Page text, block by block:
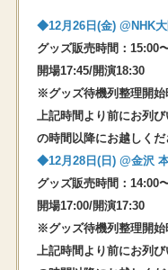
◆12⽉26⽇(⾦) @NHK
グッズ販売時間：15:00
開場17:45/開演18:30
※グッズ待機列整理開始
上記時間より前にお列
の時間以降にお越しくだ
◆12⽉28⽇(⽇) @⾦沢
グッズ販売時間：14:00
開場17:00/開演17:30
※グッズ待機列整理開始
上記時間より前にお列